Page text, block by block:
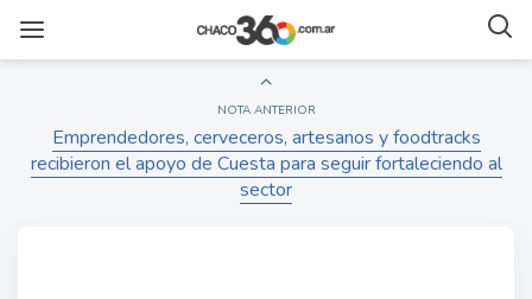
NOTA ANTERIOR
Emprendedores, cerveceros, artesanos y foodtracks
recibieron el apoyo de Cuesta para seguir fortaleciendo al
sector